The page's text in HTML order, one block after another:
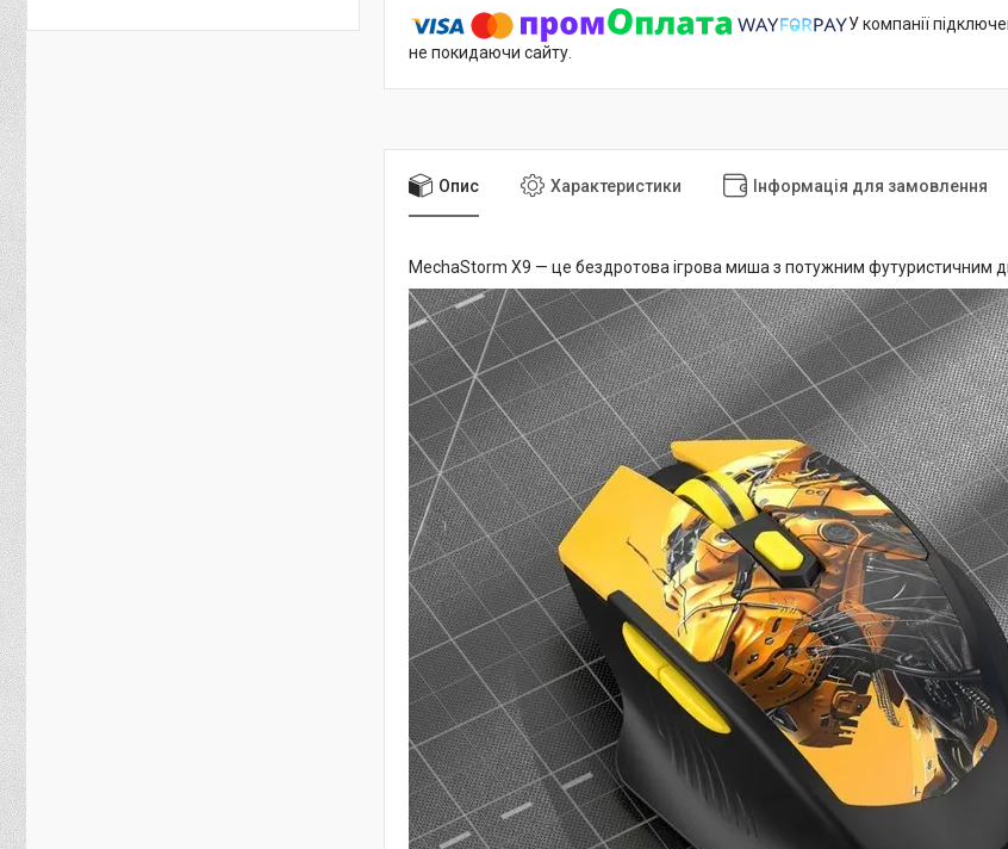
У компанії
не покидаючи сайту.
Опис Характеристики Інформація для замовлення
MechaStorm X9 — це бездротова ігрова миша з потужним футуристичним